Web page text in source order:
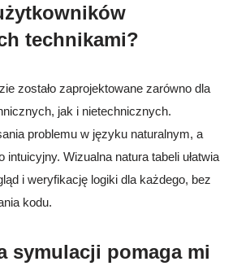
technikami?
zostało zaprojektowane zarówno dla
jak i nietechnicznych.
problemu w języku naturalnym, a
intuicyjny. Wizualna natura tabeli ułatwia
i weryfikację logiki dla każdego, bez
kodu.
symulacji pomaga mi